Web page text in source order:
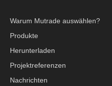
Warum Mutrade auswählen?
Produkte
Herunterladen
Projektreferenzen
Nachrichten